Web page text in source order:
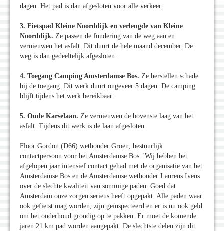
dagen. Het pad is dan afgesloten voor alle verkeer.
3. Fietspad Kleine Noorddijk en verlengde van Kleine
Noorddijk. Ze passen de fundering van de weg aan en
vernieuwen het asfalt. Dit duurt de hele maand december. De
weg is dan gedeeltelijk afgesloten.
4. Toegang Camping Amsterdamse Bos. Ze herstellen schade
bij de toegang. Dit werk duurt ongeveer 5 dagen. De camping
blijft tijdens het werk bereikbaar.
5. Oude Karselaan. Ze vernieuwen de bovenste laag van het
asfalt. Tijdens dit werk is de laan afgesloten.
Floor Gordon (D66) wethouder Groen, bestuurlijk
contactpersoon voor het Amsterdamse Bos: 'Wij hebben het
afgelopen jaar intensief contact gehad met de organisatie van het
Amsterdamse Bos en de Amsterdamse wethouder Laurens Ivens
over de slechte kwaliteit van sommige paden. Goed dat
Amsterdam onze zorgen serieus heeft opgepakt. Alle paden waar
ook gefietst mag worden, zijn geïnspecteerd en er is nu ook geld
om het onderhoud grondig op te pakken. Er moet de komende
jaren 21 km pad worden aangepakt. De slechtste delen zijn dit